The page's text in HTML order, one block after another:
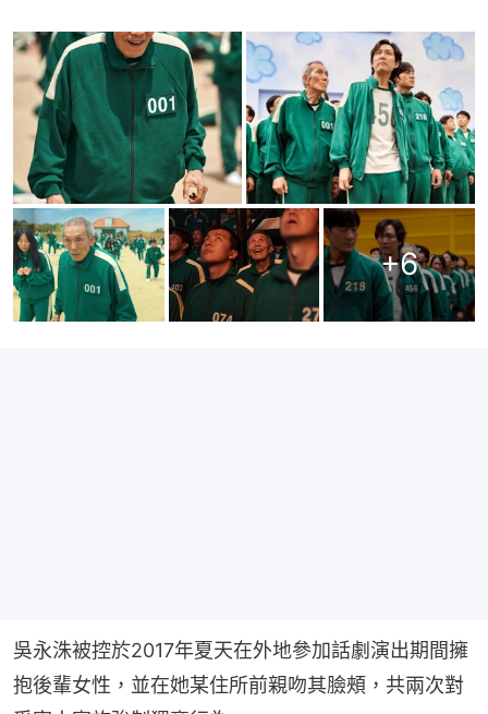
+6
吳永洙被控於2017年夏天在外地參加話劇演出期間擁
抱後輩女性，並在她某住所前親吻其臉頰，共兩次對